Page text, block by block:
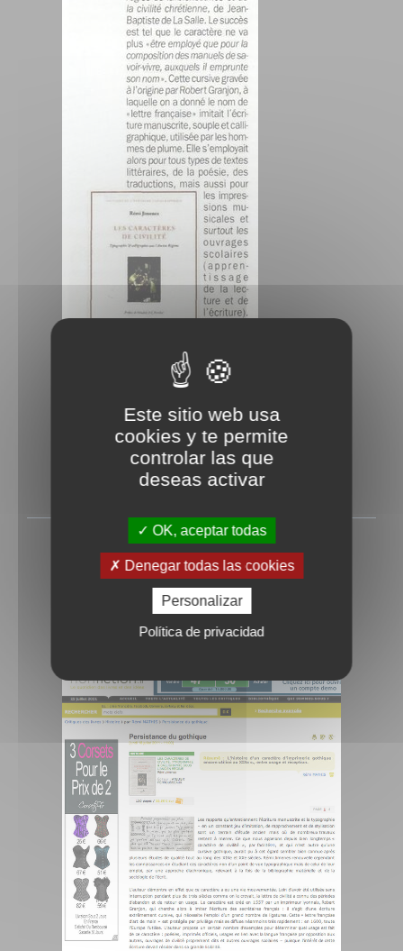
Caractères décembre 2011
Rédigé le Jeudi 1 décembre 2011
Este sitio web usa
cookies y te permite
controlar las que
deseas activar
OK, aceptar todas
Denegar todas las cookies
Personalizar
Política de privacidad